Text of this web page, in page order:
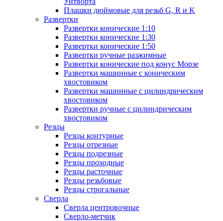
Плашки дюймовые для резьб G, R и K
Развертки
Развертки конические 1:10
Развертки конические 1:30
Развертки конические 1:50
Развертки ручные разжимные
Развертки конические под конус Морзе
Развертки машинные с коническим
хвостовиком
Развертки машинные с цилиндрическим
хвостовиком
Развертки ручные с цилиндрическим
хвостовиком
Резцы
Резцы контурные
Резцы отрезные
Резцы подрезные
Резцы проходные
Резцы расточные
Резцы резьбовые
Резцы строгальные
Сверла
Сверла центровочные
Сверло-метчик